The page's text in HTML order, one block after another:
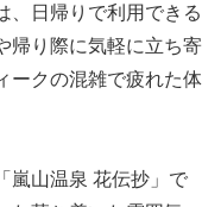
、日帰りで利用できる
帰り際に気軽に立ち寄
ークの混雑で疲れた体
嵐山温泉 花伝抄」で